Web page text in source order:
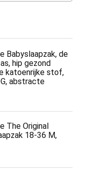
Babyslaapzak, de
hip gezond
katoenrijke stof,
abstracte
The Original
18-36 M,